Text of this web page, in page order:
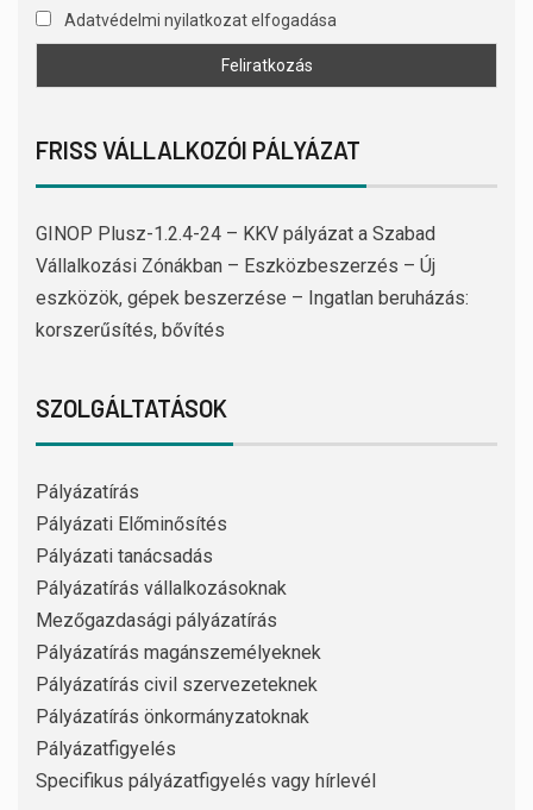
Adatvédelmi nyilatkozat elfogadása
FRISS VÁLLALKOZÓI PÁLYÁZAT
GINOP Plusz-1.2.4-24 – KKV pályázat a Szabad
Vállalkozási Zónákban – Eszközbeszerzés – Új
eszközök, gépek beszerzése – Ingatlan beruházás:
korszerűsítés, bővítés
SZOLGÁLTATÁSOK
Pályázatírás
Pályázati Előminősítés
Pályázati tanácsadás
Pályázatírás vállalkozásoknak
Mezőgazdasági pályázatírás
Pályázatírás magánszemélyeknek
Pályázatírás civil szervezeteknek
Pályázatírás önkormányzatoknak
Pályázatfigyelés
Specifikus pályázatfigyelés vagy hírlevél